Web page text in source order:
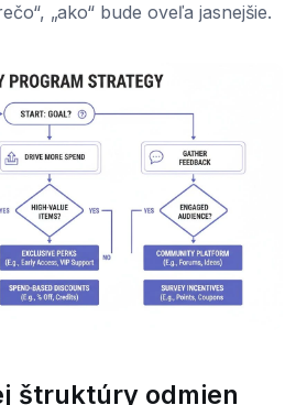
„ako“ bude oveľa jasnejšie.
štruktúry odmien